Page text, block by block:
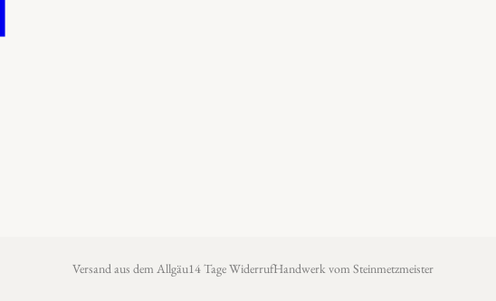
Versand aus dem Allgäu14 Tage WiderrufHandwerk vom Steinmetzmeister